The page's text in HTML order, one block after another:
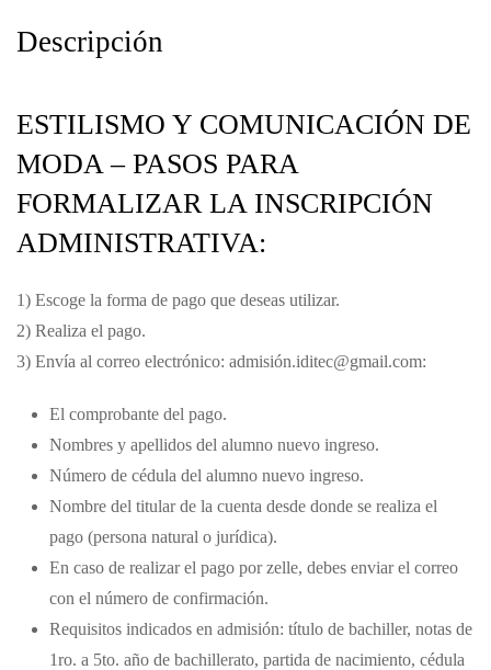
Descripción
ESTILISMO Y COMUNICACIÓN DE
MODA – PASOS PARA
FORMALIZAR LA INSCRIPCIÓN
ADMINISTRATIVA:
1) Escoge la forma de pago que deseas utilizar.
2) Realiza el pago.
3) Envía al correo electrónico: admisión.iditec@gmail.com:
El comprobante del pago.
Nombres y apellidos del alumno nuevo ingreso.
Número de cédula del alumno nuevo ingreso.
Nombre del titular de la cuenta desde donde se realiza el
pago (persona natural o jurídica).
En caso de realizar el pago por zelle, debes enviar el correo
con el número de confirmación.
Requisitos indicados en admisión: título de bachiller, notas de
1ro. a 5to. año de bachillerato, partida de nacimiento, cédula